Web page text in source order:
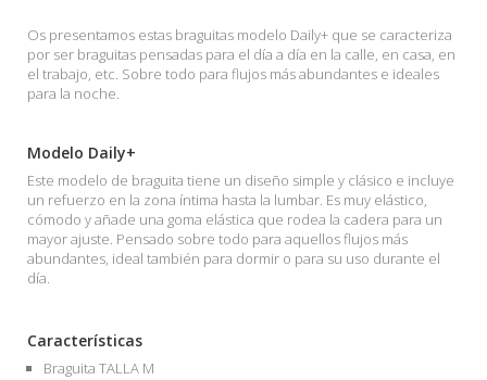
Os presentamos estas braguitas modelo Daily+ que se caracteriza
por ser braguitas pensadas para el día a día en la calle, en casa, en
el trabajo, etc. Sobre todo para flujos más abundantes e ideales
para la noche.
Modelo Daily+
Este modelo de braguita tiene un diseño simple y clásico e incluye
un refuerzo en la zona íntima hasta la lumbar. Es muy elástico,
cómodo y añade una goma elástica que rodea la cadera para un
mayor ajuste. Pensado sobre todo para aquellos flujos más
abundantes, ideal también para dormir o para su uso durante el
día.
Características
Braguita TALLA M